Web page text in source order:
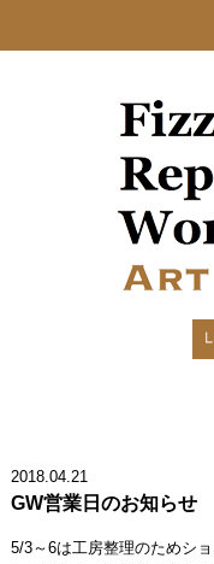
2018.04.21
GW営業日のお知らせ
5/3～6は工房整理のためシ